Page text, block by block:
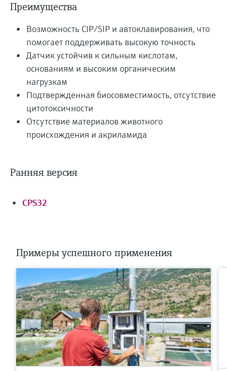
Преимущества
Возможность CIP/SIP и автоклавирования, что
помогает поддерживать высокую точность
Датчик устойчив к сильным кислотам,
основаниям и высоким органическим
нагрузкам
Подтвержденная биосовместимость, отсутствие
цитотоксичности
Отсутствие материалов животного
происхождения и акриламида
Ранняя версия
CPS32
Примеры успешного применения